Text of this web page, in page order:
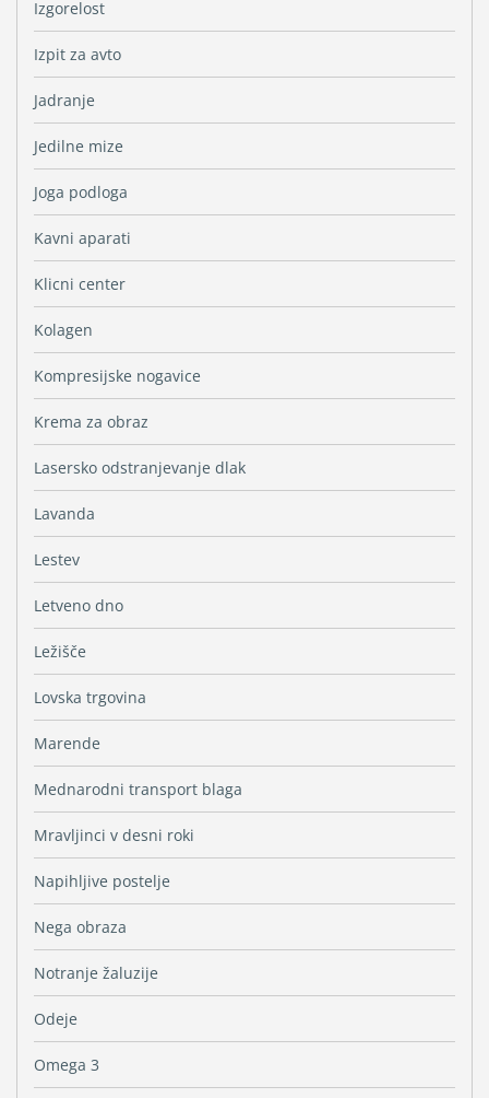
Izgorelost
Izpit za avto
Jadranje
Jedilne mize
Joga podloga
Kavni aparati
Klicni center
Kolagen
Kompresijske nogavice
Krema za obraz
Lasersko odstranjevanje dlak
Lavanda
Lestev
Letveno dno
Ležišče
Lovska trgovina
Marende
Mednarodni transport blaga
Mravljinci v desni roki
Napihljive postelje
Nega obraza
Notranje žaluzije
Odeje
Omega 3